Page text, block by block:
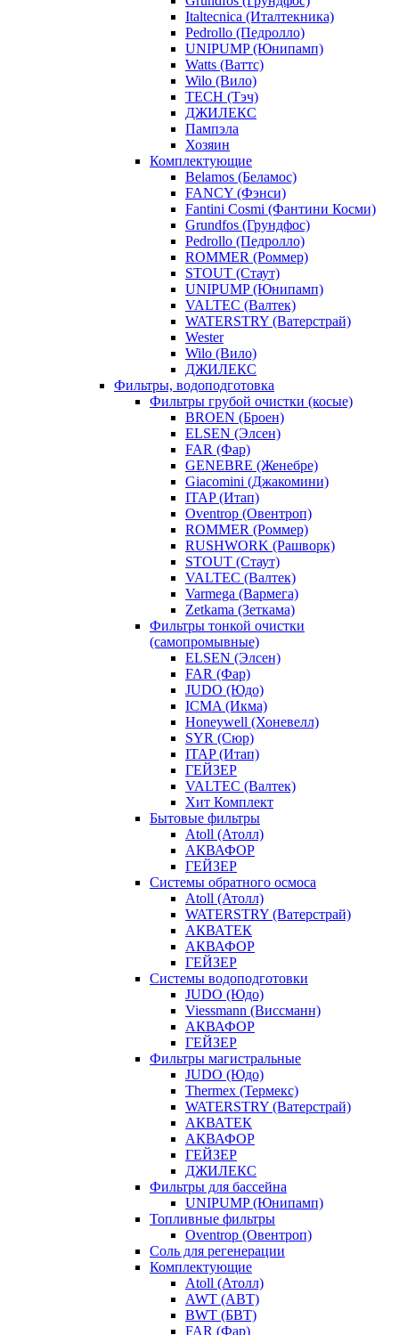
Italtecnica (Италтекника)
Pedrollo (Педролло)
UNIPUMP (Юнипамп)
Watts (Ваттс)
Wilo (Вило)
TECH (Тэч)
ДЖИЛЕКС
Пампэла
Хозяин
Комплектующие
Belamos (Беламос)
FANCY (Фэнси)
Fantini Cosmi (Фантини Косми)
Grundfos (Грундфос)
Pedrollo (Педролло)
ROMMER (Роммер)
STOUT (Стаут)
UNIPUMP (Юнипамп)
VALTEC (Валтек)
WATERSTRY (Ватерстрай)
Wester
Wilo (Вило)
ДЖИЛЕКС
Фильтры, водоподготовка
Фильтры грубой очистки (косые)
BROEN (Броен)
ELSEN (Элсен)
FAR (Фар)
GENEBRE (Женебре)
Giacomini (Джакомини)
ITAP (Итап)
Oventrop (Овентроп)
ROMMER (Роммер)
RUSHWORK (Рашворк)
STOUT (Стаут)
VALTEC (Валтек)
Varmega (Вармега)
Zetkama (Зеткама)
Фильтры тонкой очистки
(самопромывные)
ELSEN (Элсен)
FAR (Фар)
JUDO (Юдо)
ICMA (Икма)
Honeywell (Хоневелл)
SYR (Сюр)
ITAP (Итап)
ГЕЙЗЕР
VALTEC (Валтек)
Хит Комплект
Бытовые фильтры
Atoll (Атолл)
АКВАФОР
ГЕЙЗЕР
Системы обратного осмоса
Atoll (Атолл)
WATERSTRY (Ватерстрай)
АКВАТЕК
АКВАФОР
ГЕЙЗЕР
Системы водоподготовки
JUDO (Юдо)
Viessmann (Виссманн)
АКВАФОР
ГЕЙЗЕР
Фильтры магистральные
JUDO (Юдо)
Thermex (Термекс)
WATERSTRY (Ватерстрай)
АКВАТЕК
АКВАФОР
ГЕЙЗЕР
ДЖИЛЕКС
Фильтры для бассейна
UNIPUMP (Юнипамп)
Топливные фильтры
Oventrop (Овентроп)
Соль для регенерации
Комплектующие
Atoll (Атолл)
AWT (АВТ)
BWT (БВТ)
FAR (Фар)